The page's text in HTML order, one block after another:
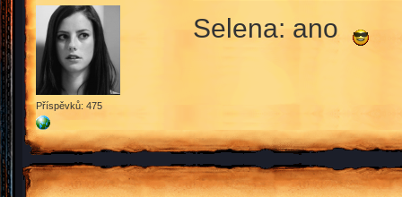
Příspěvků: 475
Selena: ano